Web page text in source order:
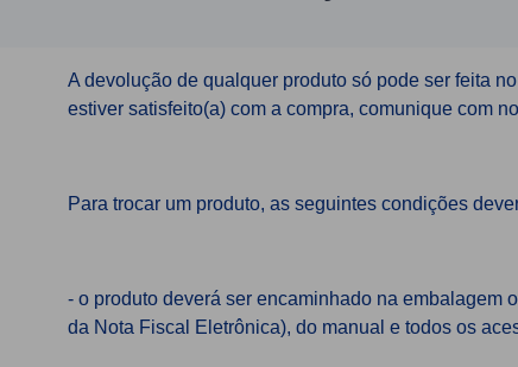
A devolução de qualquer produto só pode ser feita
estiver satisfeito(a) com a compra, comunique com
Para trocar um produto, as seguintes condições
- o produto deverá ser encaminhado na
da Nota Fiscal Eletrônica), do manual e todos os